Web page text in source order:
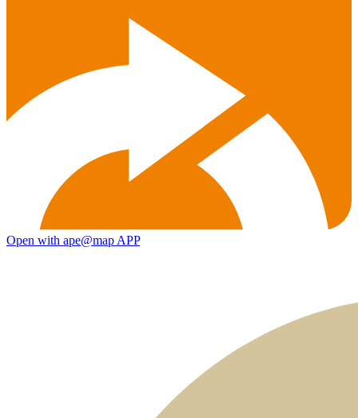
Open with ape@map APP